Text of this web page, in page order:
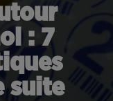
: 7
suite